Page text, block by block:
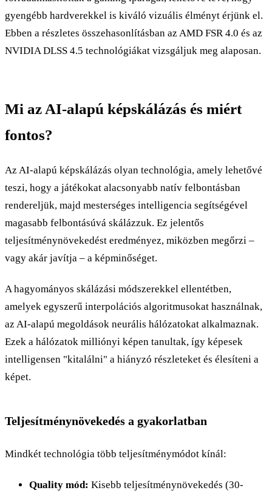
gyengébb hardverekkel is kiváló vizuális élményt érjünk el.
Ebben a részletes összehasonlításban az AMD FSR 4.0 és az
NVIDIA DLSS 4.5 technológiákat vizsgáljuk meg alaposan.
Mi az AI-alapú képskálázás és miért
fontos?
Az AI-alapú képskálázás olyan technológia, amely lehetővé
teszi, hogy a játékokat alacsonyabb natív felbontásban
rendereljük, majd mesterséges intelligencia segítségével
magasabb felbontásúvá skálázzuk. Ez jelentős
teljesítménynövekedést eredményez, miközben megőrzi –
vagy akár javítja – a képminőséget.
A hagyományos skálázási módszerekkel ellentétben,
amelyek egyszerű interpolációs algoritmusokat használnak,
az AI-alapú megoldások neurális hálózatokat alkalmaznak.
Ezek a hálózatok milliónyi képen tanultak, így képesek
intelligensen "kitalálni" a hiányzó részleteket és élesíteni a
képet.
Teljesítménynövekedés a gyakorlatban
Mindkét technológia több teljesítménymódot kínál:
Quality mód: Kisebb teljesítménynövekedés (30-